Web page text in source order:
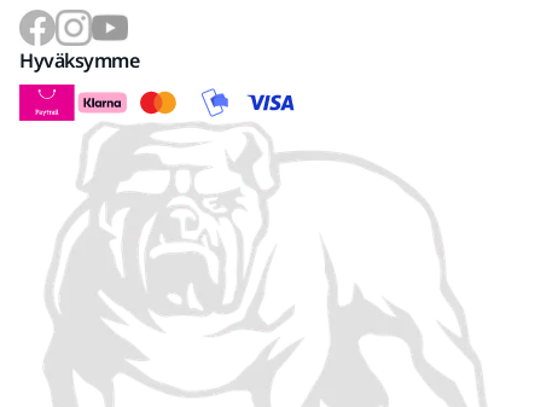
Hyväksymme